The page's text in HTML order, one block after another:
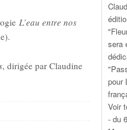
L’eau entre nos
, dirigée par Claudine
sera
pour
Voir
- du